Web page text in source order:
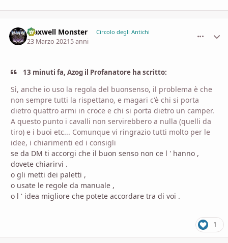
Maxwell Monster Circolo degli Antichi
23 Marzo 20215 anni
13 minuti fa, Azog il Profanatore ha scritto:
Sì, anche io uso la regola del buonsenso, il problema è che
non sempre tutti la rispettano, e magari c'è chi si porta
dietro quattro armi in croce e chi si porta dietro un camper.
A questo punto i cavalli non servirebbero a nulla (quelli da
tiro) e i buoi etc... Comunque vi ringrazio tutti molto per le
idee, i chiarimenti ed i consigli
se da DM ti accorgi che il buon senso non ce l ' hanno ,
dovete chiarirvi .
o gli metti dei paletti ,
o usate le regole da manuale ,
o l ' idea migliore che potete accordare tra di voi .
1